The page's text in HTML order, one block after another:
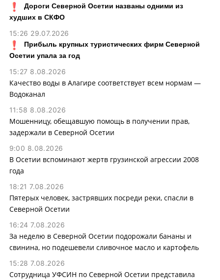
Дороги Северной Осетии названы одними из
худших в СКФО
15:26 29.07.2026
Прибыль крупных туристических фирм Северной
Осетии упала за год
15:27 8.08.2026
Качество воды в Алагире соответствует всем нормам —
Водоканал
11:58 8.08.2026
Мошенницу, обещавшую помощь в получении прав,
задержали в Северной Осетии
9:00 8.08.2026
В Осетии вспоминают жертв грузинской агрессии 2008
года
18:21 7.08.2026
Пятерых человек, застрявших посреди реки, спасли в
Северной Осетии
16:24 7.08.2026
За неделю в Северной Осетии подорожали бананы и
свинина, но подешевели сливочное масло и картофель
15:28 7.08.2026
Сотрудница УФСИН по Северной Осетии представила